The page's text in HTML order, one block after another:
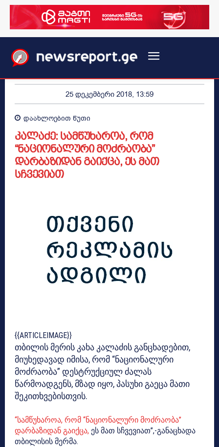
25 დეკემბერი 2018, 13:59
დაახლოებით წუთი
კალაძე: სამწუხაროა, რომ
“ნაციონალური მოძრაობა”
დარბაზიდან გაიქცა, ეს მათ
სჩვევიათ
{{ARTICLEIMAGE}}
თბილის მერის კახა კალაძის განცხადებით,
მიუხედავად იმისა, რომ “ნაციონალური
მოძრაობა” დესტრუქციულ ძალას
წარმოადგენს, მზად იყო, პასუხი გაეცა მათი
შეკითხვებისთვის.
“სამწუხაროა, რომ “ნაციონალური მოძრაობა”
დარბაზიდან გაიქცა, ეს მათ სჩვევიათ”,-განაცხადა
თბილისის მერმა.